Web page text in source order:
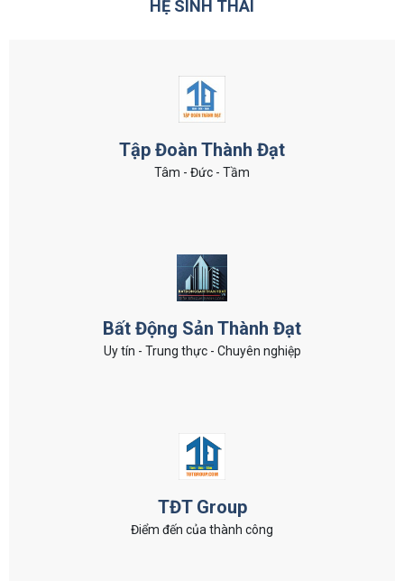
HỆ SINH THÁI
Tập Đoàn Thành Đạt
Tâm - Đức - Tầm
Bất Động Sản Thành Đạt
Uy tín - Trung thực - Chuyên nghiệp
TĐT Group
Điểm đến của thành công